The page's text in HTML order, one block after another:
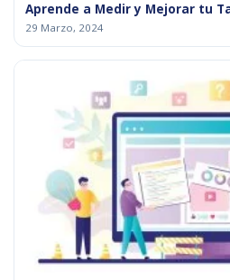
Aprende a Medir y Mejorar tu
29 Marzo, 2024